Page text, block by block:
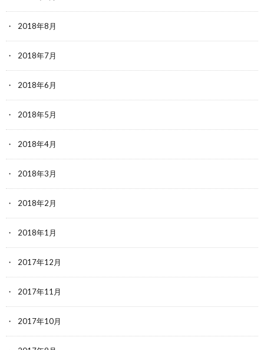
2018年8月
2018年7月
2018年6月
2018年5月
2018年4月
2018年3月
2018年2月
2018年1月
2017年12月
2017年11月
2017年10月